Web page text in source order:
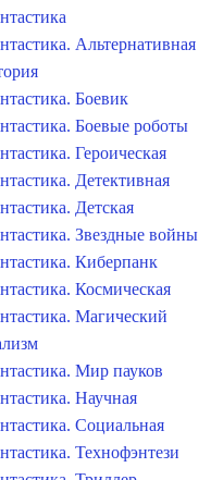
Альтернативная
Боевик
Боевые роботы
Героическая
Детективная
Детская
Звездные войны
Киберпанк
Космическая
Магический
Мир пауков
Научная
Социальная
Технофэнтези